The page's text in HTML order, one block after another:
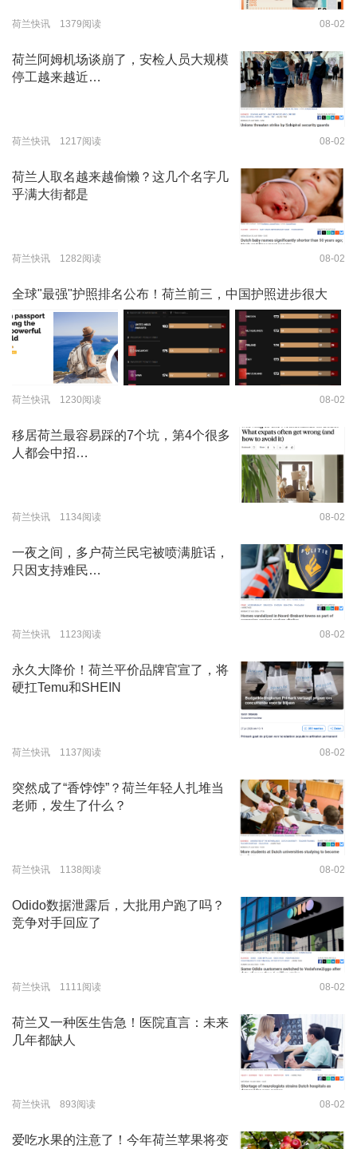
荷兰快讯 1379阅读 08-02
荷兰阿姆机场谈崩了，安检人员大规模
停工越来越近…
荷兰快讯 1217阅读 08-02
荷兰人取名越来越偷懒？这几个名字几
乎满大街都是
荷兰快讯 1282阅读 08-02
全球"最强"护照排名公布！荷兰前三，中国护照进步很大
荷兰快讯 1230阅读 08-02
移居荷兰最容易踩的7个坑，第4个很多
人都会中招…
荷兰快讯 1134阅读 08-02
一夜之间，多户荷兰民宅被喷满脏话，
只因支持难民…
荷兰快讯 1123阅读 08-02
永久大降价！荷兰平价品牌官宣了，将
硬扛Temu和SHEIN
荷兰快讯 1137阅读 08-02
突然成了“香饽饽”？荷兰年轻人扎堆当
老师，发生了什么？
荷兰快讯 1138阅读 08-02
Odido数据泄露后，大批用户跑了吗？
竞争对手回应了
荷兰快讯 1111阅读 08-02
荷兰又一种医生告急！医院直言：未来
几年都缺人
荷兰快讯 893阅读 08-02
爱吃水果的注意了！今年荷兰苹果将变